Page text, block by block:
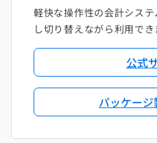
軽快な操作性の会計シス
し切り替えながら利用でき
公式
パッケー